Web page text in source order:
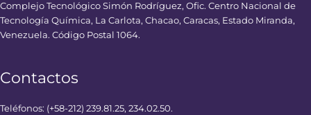
Complejo Tecnológico Simón Rodríguez, Ofic. Centro Nacional de
Tecnología Química, La Carlota, Chacao, Caracas, Estado Miranda,
Venezuela. Código Postal 1064.
Contactos
Teléfonos: (+58-212) 239.81.25, 234.02.50.